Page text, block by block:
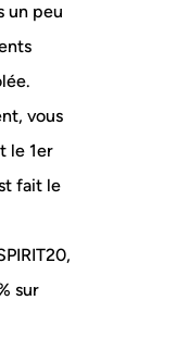
un peu
vous
le 1er
fait le
sur